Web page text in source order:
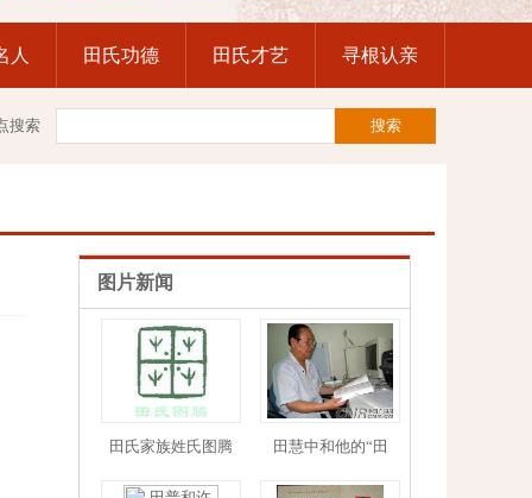
人 田氏功德 田氏才艺 寻根认亲
搜索
图片新闻
田氏家族姓氏图腾 田慧中和他的“田